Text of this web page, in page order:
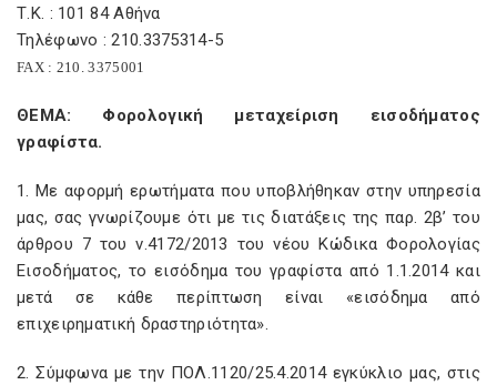
Τ.Κ. : 101 84 Αθήνα
Τηλέφωνο : 210.3375314-5
FAX: 210. 3375001
ΘΕΜΑ: Φορολογική μεταχείριση εισοδήματος
γραφίστα.
1. Με αφορμή ερωτήματα που υποβλήθηκαν στην υπηρεσία
μας, σας γνωρίζουμε ότι με τις διατάξεις της παρ. 2β’ του
άρθρου 7 του ν.4172/2013 του νέου Κώδικα Φορολογίας
Εισοδήματος, το εισόδημα του γραφίστα από 1.1.2014 και
μετά σε κάθε περίπτωση είναι «εισόδημα από
επιχειρηματική δραστηριότητα».
2. Σύμφωνα με την ΠΟΛ.1120/25.4.2014 εγκύκλιο μας, στις